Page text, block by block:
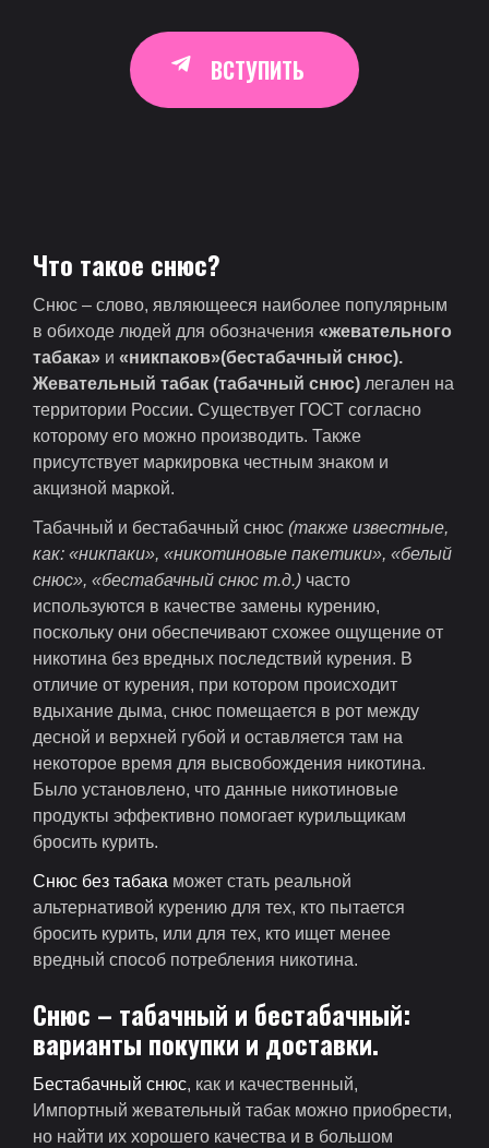
ВСТУПИТЬ
Что такое снюс?
Снюс – слово, являющееся наиболее популярным
в обиходе людей для обозначения «жевательного
табака» и «никпаков»(бестабачный снюс).
Жевательный табак (табачный снюс) легален на
территории России. Существует ГОСТ согласно
которому его можно производить. Также
присутствует маркировка честным знаком и
акцизной маркой.
Табачный и бестабачный снюс (также известные,
как: «никпаки», «никотиновые пакетики», «белый
снюс», «бестабачный снюс т.д.) часто
используются в качестве замены курению,
поскольку они обеспечивают схожее ощущение от
никотина без вредных последствий курения. В
отличие от курения, при котором происходит
вдыхание дыма, снюс помещается в рот между
десной и верхней губой и оставляется там на
некоторое время для высвобождения никотина.
Было установлено, что данные никотиновые
продукты эффективно помогает курильщикам
бросить курить.
Снюс без табака может стать реальной
альтернативой курению для тех, кто пытается
бросить курить, или для тех, кто ищет менее
вредный способ потребления никотина.
Снюс – табачный и бестабачный:
варианты покупки и доставки.
Бестабачный снюс, как и качественный,
Импортный жевательный табак можно приобрести,
но найти их хорошего качества и в большом